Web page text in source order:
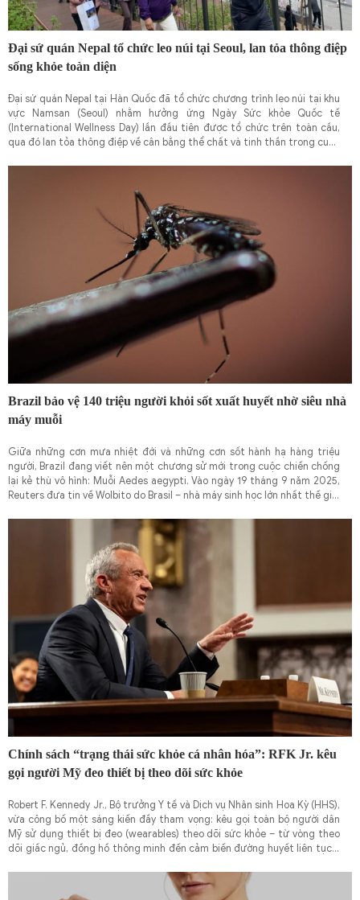
Đại sứ quán Nepal tổ chức leo núi tại Seoul, lan tỏa thông điệp
sống khỏe toàn diện
Đại sứ quán Nepal tại Hàn Quốc đã tổ chức chương trình leo núi tại khu
vực Namsan (Seoul) nhằm hưởng ứng Ngày Sức khỏe Quốc tế
(International Wellness Day) lần đầu tiên được tổ chức trên toàn cầu,
qua đó lan tỏa thông điệp về cân bằng thể chất và tinh thần trong cuộc
Brazil bảo vệ 140 triệu người khỏi sốt xuất huyết nhờ siêu nhà
máy muỗi
Giữa những cơn mưa nhiệt đới và những cơn sốt hành hạ hàng triệu
người, Brazil đang viết nên một chương sử mới trong cuộc chiến chống
lại kẻ thù vô hình: Muỗi Aedes aegypti. Vào ngày 19 tháng 9 năm 2025,
Reuters đưa tin về Wolbito do Brasil – nhà máy sinh học lớn nhất thế giới
triệu người dân Brazil khỏi sốt xuất huyết và các bệnh liên quan trong
những năm tới. Đây không chỉ là một cơ sở sản xuất; nó là biểu tượng
của sự kết hợp giữa khoa học và hy vọng, nơi những "muỗi tốt" được thả
ra để chế ngự "muỗi xấu", mang lại hy vọng cho một quốc gia từng
chứng kiến hơn 6.000 ca tử vong vì dengue chỉ trong năm ngoái.
Chính sách “trạng thái sức khỏe cá nhân hóa”: RFK Jr. kêu
gọi người Mỹ đeo thiết bị theo dõi sức khỏe
Robert F. Kennedy Jr., Bộ trưởng Y tế và Dịch vụ Nhân sinh Hoa Kỳ (HHS),
vừa công bố một sáng kiến đầy tham vọng: kêu gọi toàn bộ người dân
Mỹ sử dụng thiết bị đeo (wearables) theo dõi sức khỏe – từ vòng theo
dõi giấc ngủ, đồng hồ thông minh đến cảm biến đường huyết liên tục –